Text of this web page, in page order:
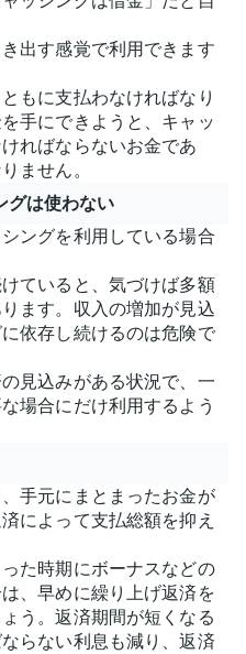
出す感覚で利用できます
もに支払わなければなり
手にできようと、キャッ
ればならないお金であ
ません。
グは使わない
ングを利用している場合
ていると、気づけば多額
ます。収入の増加が見込
依存し続けるのは危険で
見込みがある状況で、一
場合にだけ利用するよう
手元にまとまったお金が
によって支払総額を抑え
た時期にボーナスなどの
、早めに繰り上げ返済を
う。返済期間が短くなる
らない利息も減り、返済